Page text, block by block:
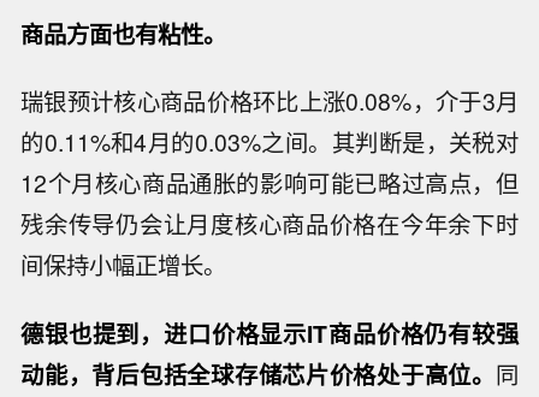
商品方面也有粘性。
瑞银预计核心商品价格环比上涨0.08%，介于3月
的0.11%和4月的0.03%之间。其判断是，关税对
12个月核心商品通胀的影响可能已略过高点，但
残余传导仍会让月度核心商品价格在今年余下时
间保持小幅正增长。
德银也提到，进口价格显示IT商品价格仍有较强
动能，背后包括全球存储芯片价格处于高位。 同